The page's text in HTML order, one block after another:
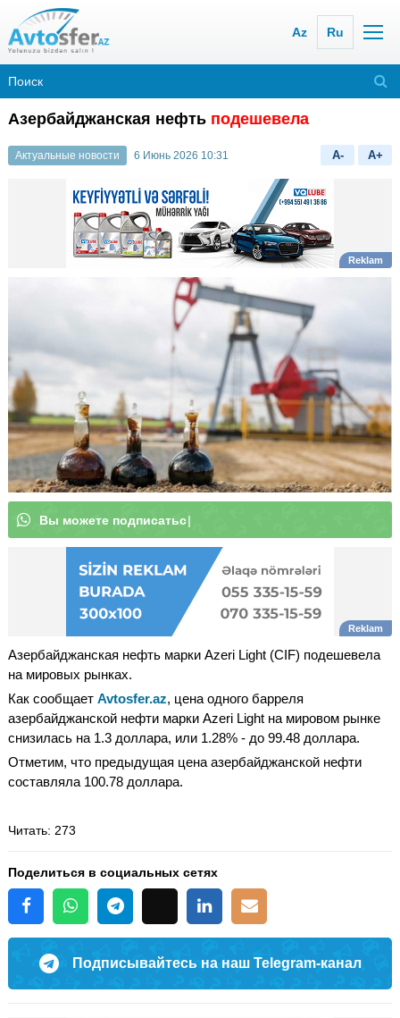
Az Ru
Азербайджанская нефть подешевела
Актуальные новости 6 Июнь 2026 10:31 A- A+
Вы
Азербайджанская нефть марки Azeri Light (CIF) подешевела
на мировых рынках.
Как сообщает Avtosfer.az, цена одного барреля
азербайджанской нефти марки Azeri Light на мировом рынке
снизилась на 1.3 доллара, или 1.28% - до 99.48 доллара.
Отметим, что предыдущая цена азербайджанской нефти
составляла 100.78 доллара.
Читать: 273
Поделиться в социальных сетях
Подписывайтесь на наш Telegram-канал